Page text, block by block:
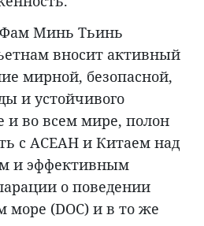
Минь Тьинь
вносит активный
мирной, безопасной,
и устойчивого
и во всем мире, полон
с АСЕАН и Китаем над
и эффективным
о поведении
море (DOC) и в то же